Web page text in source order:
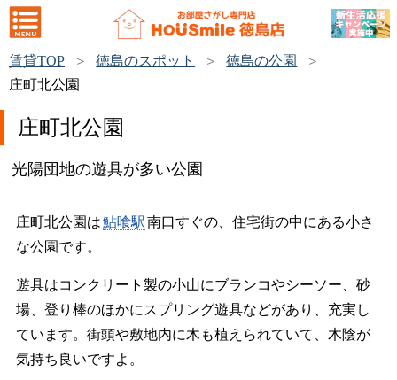
賃貸TOP 徳島のスポット
徳島の公園
庄町北公園
庄町北公園
光陽団地の遊具が多い公園
庄町北公園は鮎喰駅南口すぐの、住宅街の中にある小さ
な公園です。
遊具はコンクリート製の小山にブランコやシーソー、砂
場、登り棒のほかにスプリング遊具などがあり、充実し
ています。街頭や敷地内に木も植えられていて、木陰が
気持ち良いですよ。